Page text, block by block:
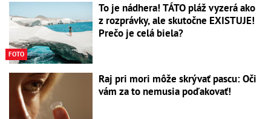
FOTO
To je nádhera! TÁTO pláž vyzerá ako
z rozprávky, ale skutočne EXISTUJE!
Prečo je celá biela?
Raj pri mori môže skrývať pascu: Oči
vám za to nemusia poďakovať!